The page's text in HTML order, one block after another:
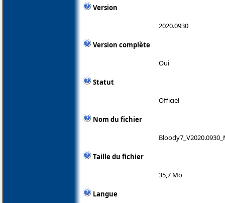
Version
2020.0930
Version complète
Oui
Statut
Officiel
Nom du fichier
Taille du fichier
35,7 Mo
Langue